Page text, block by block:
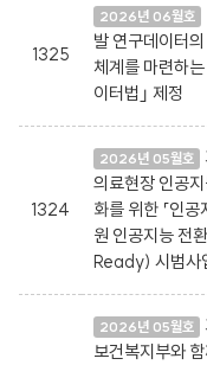
1325
2026년 06월호
발 연구데이터
체계를 마련하
이터법｣ 제정
1324
2026년 05월호
의료현장 인공
화를 위한 「인
원 인공지능 전
Ready) 시범사
2026년 05월호
보건복지부와